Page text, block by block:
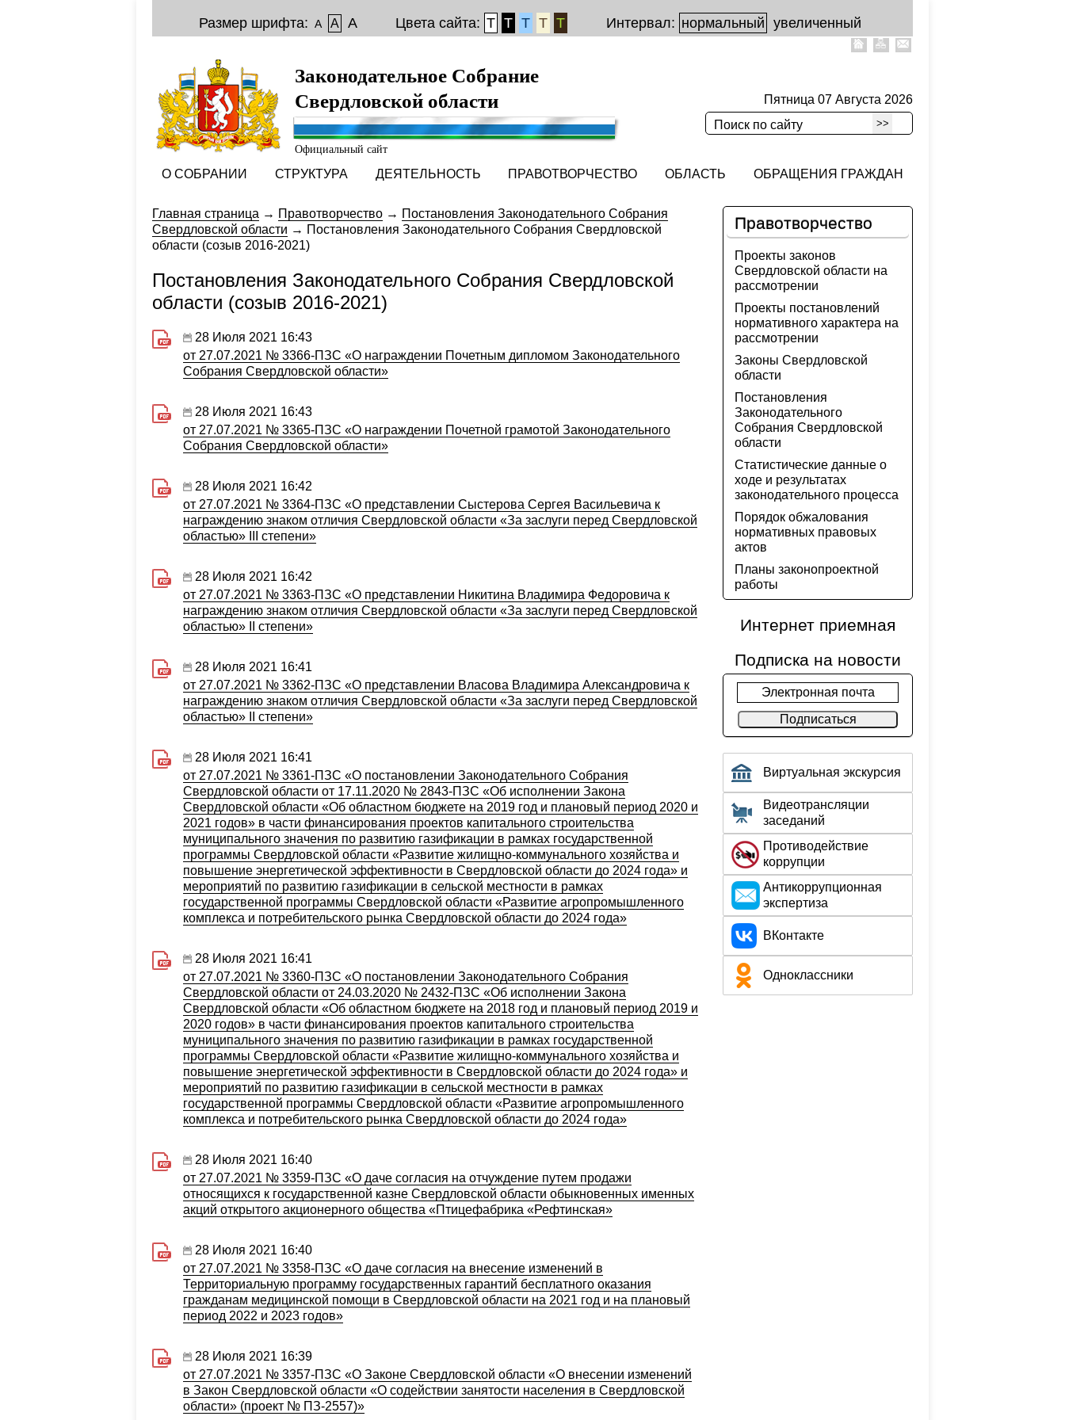
Размер шрифта: A A A Цвета сайта: Т Т Т Т Т Интервал: нормальный увеличенный
Законодательное Собрание
Свердловской области
Официальный сайт
Пятница 07 Августа 2026
Поиск по сайту
>>
О СОБРАНИИ СТРУКТУРА ДЕЯТЕЛЬНОСТЬ ПРАВОТВОРЧЕСТВО ОБЛАСТЬ ОБРАЩЕНИЯ ГРАЖДАН
Главная страница → Правотворчество → Постановления Законодательного Собрания
Свердловской области → Постановления Законодательного Собрания Свердловской
области (созыв 2016-2021)
Постановления Законодательного Собрания Свердловской
области (созыв 2016-2021)
28 Июля 2021 16:43
от 27.07.2021 № 3366-ПЗС «О награждении Почетным дипломом Законодательного
Собрания Свердловской области»
28 Июля 2021 16:43
от 27.07.2021 № 3365-ПЗС «О награждении Почетной грамотой Законодательного
Собрания Свердловской области»
28 Июля 2021 16:42
от 27.07.2021 № 3364-ПЗС «О представлении Сыстерова Сергея Васильевича к
награждению знаком отличия Свердловской области «За заслуги перед Свердловской
областью» III степени»
28 Июля 2021 16:42
от 27.07.2021 № 3363-ПЗС «О представлении Никитина Владимира Федоровича к
награждению знаком отличия Свердловской области «За заслуги перед Свердловской
областью» II степени»
28 Июля 2021 16:41
от 27.07.2021 № 3362-ПЗС «О представлении Власова Владимира Александровича к
награждению знаком отличия Свердловской области «За заслуги перед Свердловской
областью» II степени»
28 Июля 2021 16:41
от 27.07.2021 № 3361-ПЗС «О постановлении Законодательного Собрания
Свердловской области от 17.11.2020 № 2843-ПЗС «Об исполнении Закона
Свердловской области «Об областном бюджете на 2019 год и плановый период 2020 и
2021 годов» в части финансирования проектов капитального строительства
муниципального значения по развитию газификации в рамках государственной
программы Свердловской области «Развитие жилищно-коммунального хозяйства и
повышение энергетической эффективности в Свердловской области до 2024 года» и
мероприятий по развитию газификации в сельской местности в рамках
государственной программы Свердловской области «Развитие агропромышленного
комплекса и потребительского рынка Свердловской области до 2024 года»
28 Июля 2021 16:41
от 27.07.2021 № 3360-ПЗС «О постановлении Законодательного Собрания
Свердловской области от 24.03.2020 № 2432-ПЗС «Об исполнении Закона
Свердловской области «Об областном бюджете на 2018 год и плановый период 2019 и
2020 годов» в части финансирования проектов капитального строительства
муниципального значения по развитию газификации в рамках государственной
программы Свердловской области «Развитие жилищно-коммунального хозяйства и
повышение энергетической эффективности в Свердловской области до 2024 года» и
мероприятий по развитию газификации в сельской местности в рамках
государственной программы Свердловской области «Развитие агропромышленного
комплекса и потребительского рынка Свердловской области до 2024 года»
28 Июля 2021 16:40
от 27.07.2021 № 3359-ПЗС «О даче согласия на отчуждение путем продажи
относящихся к государственной казне Свердловской области обыкновенных именных
акций открытого акционерного общества «Птицефабрика «Рефтинская»
28 Июля 2021 16:40
от 27.07.2021 № 3358-ПЗС «О даче согласия на внесение изменений в
Территориальную программу государственных гарантий бесплатного оказания
гражданам медицинской помощи в Свердловской области на 2021 год и на плановый
период 2022 и 2023 годов»
28 Июля 2021 16:39
от 27.07.2021 № 3357-ПЗС «О Законе Свердловской области «О внесении изменений
в Закон Свердловской области «О содействии занятости населения в Свердловской
области» (проект № ПЗ-2557)»
Правотворчество
Проекты законов
Свердловской области на
рассмотрении
Проекты постановлений
нормативного характера на
рассмотрении
Законы Свердловской
области
Постановления
Законодательного
Собрания Свердловской
области
Статистические данные о
ходе и результатах
законодательного процесса
Порядок обжалования
нормативных правовых
актов
Планы законопроектной
работы
Интернет приемная
Подписка на новости
Электронная почта
Подписаться
Виртуальная экскурсия
Видеотрансляции
заседаний
Противодействие
коррупции
Aнтикоррупционная
экспертиза
ВКонтакте
Одноклассники